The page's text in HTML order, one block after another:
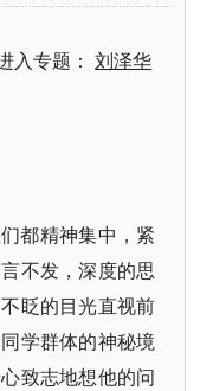
入专题：刘泽华
都精神集中，紧
不发，深度的思
眨的目光直视前
学群体的神秘境
致志地想他的问